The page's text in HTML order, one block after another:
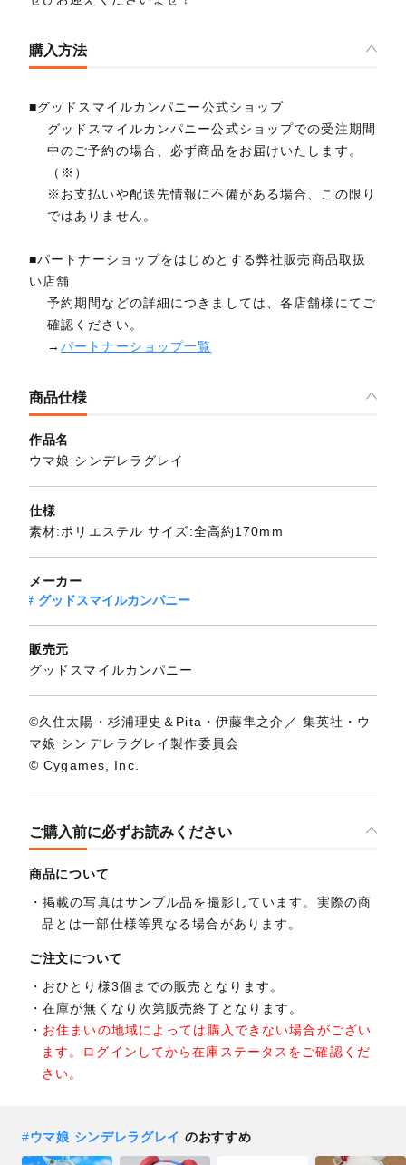
購入方法
■グッドスマイルカンパニー公式ショップ
グッドスマイルカンパニー公式ショップでの受注期間
中のご予約の場合、必ず商品をお届けいたします。
（※）
※お支払いや配送先情報に不備がある場合、この限り
ではありません。
■パートナーショップをはじめとする弊社販売商品取扱
い店舗
予約期間などの詳細につきましては、各店舗様にてご
確認ください。
→パートナーショップ一覧
商品仕様
作品名
ウマ娘 シンデレラグレイ
仕様
素材:ポリエステル サイズ:全高約170mm
メーカー
グッドスマイルカンパニー
販売元
グッドスマイルカンパニー
©久住太陽・杉浦理史＆Pita・伊藤隼之介／ 集英社・ウ
マ娘 シンデレラグレイ製作委員会
© Cygames, Inc.
ご購入前に必ずお読みください
商品について
掲載の写真はサンプル品を撮影しています。実際の商
品とは一部仕様等異なる場合があります。
ご注文について
おひとり様3個までの販売となります。
在庫が無くなり次第販売終了となります。
お住まいの地域によっては購入できない場合がござい
ます。ログインしてから在庫ステータスをご確認くだ
さい。
#ウマ娘 シンデレラグレイ のおすすめ